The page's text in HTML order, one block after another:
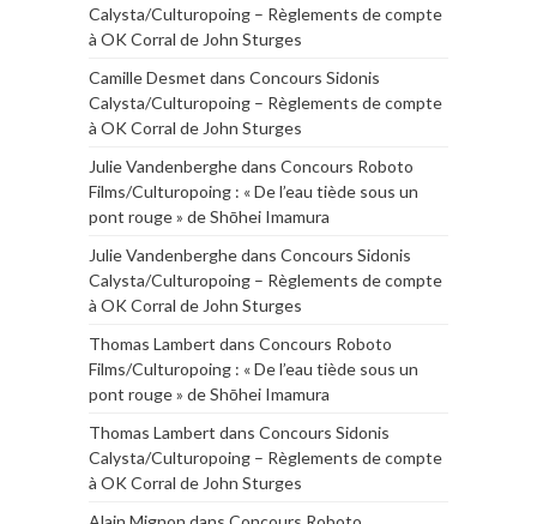
Calysta/Culturopoing – Règlements de compte
à OK Corral de John Sturges
Camille Desmet dans Concours Sidonis
Calysta/Culturopoing – Règlements de compte
à OK Corral de John Sturges
Julie Vandenberghedans Concours Roboto
Films/Culturopoing : « De l’eau tiède sous un
pont rouge » de Shōhei Imamura
Julie Vandenberghedans Concours Sidonis
Calysta/Culturopoing – Règlements de compte
à OK Corral de John Sturges
Thomas Lambert dans Concours Roboto
Films/Culturopoing : « De l’eau tiède sous un
pont rouge » de Shōhei Imamura
Thomas Lambert dans Concours Sidonis
Calysta/Culturopoing – Règlements de compte
à OK Corral de John Sturges